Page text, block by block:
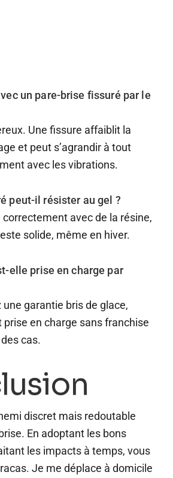
un pare-brise fissuré par le
Une fissure affaiblit la
et peut s’agrandir à tout
avec les vibrations.
peut-il résister au gel ?
correctement avec de la résine,
solide, même en hiver.
elle prise en charge par
une garantie bris de glace,
prise en charge sans franchise
cas.
discret mais redoutable
En adoptant les bons
les impacts à temps, vous
Je me déplace à domicile